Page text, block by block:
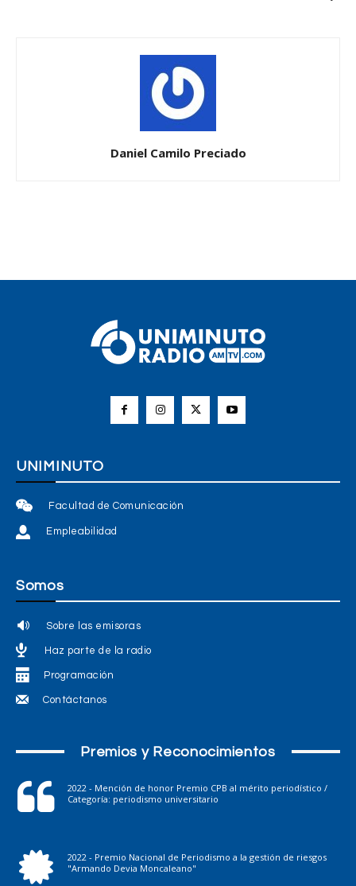
Daniel Camilo Preciado
UNIMINUTO
Facultad de Comunicación
Empleabilidad
Somos
Sobre las emisoras
Haz parte de la radio
Programación
Contáctanos
Premios y Reconocimientos
2022 - Mención de honor Premio CPB al mérito periodístico /
Categoría: periodismo universitario
2022 - Premio Nacional de Periodismo a la gestión de riesgos
"Armando Devia Moncaleano"